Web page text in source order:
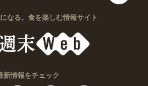
なる。食を楽しむ情報サイト
新情報をチェック